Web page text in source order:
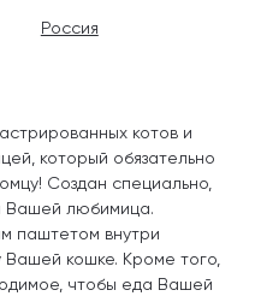
котов и
который обязательно
Создан специально,
Вашей любимица.
паштетом внутри
Вашей кошке. Кроме того,
чтобы еда Вашей
Россия